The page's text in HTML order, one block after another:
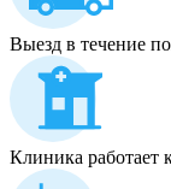
Выезд в течение
Клиника работает